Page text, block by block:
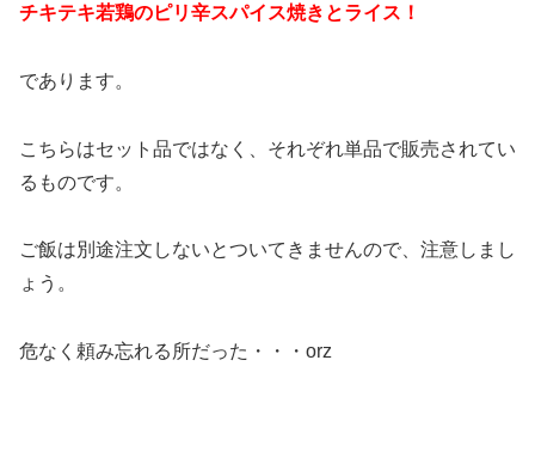
チキテキ若鶏のピリ辛スパイス焼きとライス！
であります。
こちらはセット品ではなく、それぞれ単品で販売されてい
るものです。
ご飯は別途注文しないとついてきませんので、注意しまし
ょう。
危なく頼み忘れる所だった・・・orz